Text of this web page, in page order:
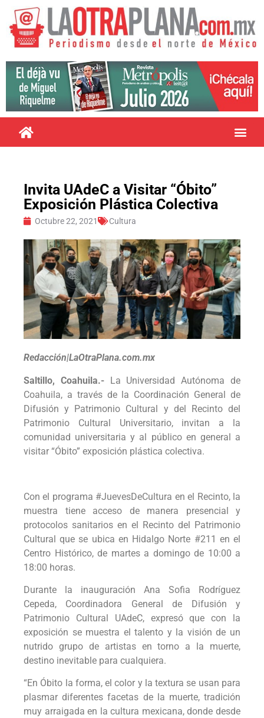
Invita UAdeC a Visitar “Óbito”
Exposición Plástica Colectiva
Octubre 22, 2021 Cultura
Redacción|LaOtraPlana.com.mx
Saltillo, Coahuila.-La Universidad Autónoma de
Coahuila, a través de la Coordinación General de
Difusión y Patrimonio Cultural y del Recinto del
Patrimonio Cultural Universitario, invitan a la
comunidad universitaria y al público en general a
visitar “Óbito” exposición plástica colectiva.
Con el programa #JuevesDeCultura en el Recinto, la
muestra tiene acceso de manera presencial y
protocolos sanitarios en el Recinto del Patrimonio
Cultural que se ubica en Hidalgo Norte #211 en el
Centro Histórico, de martes a domingo de 10:00 a
18:00 horas.
Durante la inauguración Ana Sofia Rodríguez
Cepeda, Coordinadora General de Difusión y
Patrimonio Cultural UAdeC, expresó que con la
exposición se muestra el talento y la visión de un
nutrido grupo de artistas en torno a la muerte,
destino inevitable para cualquiera.
“En Óbito la forma, el color y la textura se usan para
plasmar diferentes facetas de la muerte, tradición
muy arraigada en la cultura mexicana, donde desde